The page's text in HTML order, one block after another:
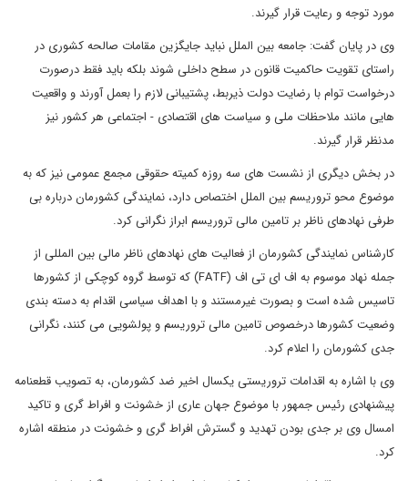
مورد توجه و رعایت قرار گیرند.
وی در پایان گفت: جامعه بین الملل نباید جایگزین مقامات صالحه کشوری در
راستای تقویت حاکمیت قانون در سطح داخلی شوند بلکه باید فقط درصورت
درخواست توام با رضایت دولت ذیربط، پشتیبانی لازم را بعمل آورند و واقعیت
هایی مانند ملاحظات ملی و سیاست های اقتصادی - اجتماعی هر کشور نیز
مدنظر قرار گیرند.
در بخش دیگری از نشست های سه روزه کمیته حقوقی مجمع عمومی نیز که به
موضوع محو تروریسم بین الملل اختصاص دارد، نمایندگی کشورمان درباره بی
طرفی نهادهای ناظر بر تامین مالی تروریسم ابراز نگرانی کرد.
کارشناس نمایندگی کشورمان از فعالیت های نهادهای ناظر مالی بین المللی از
جمله نهاد موسوم به اف ای تی اف (FATF) که توسط گروه کوچکی از کشورها
تاسیس شده است و بصورت غیرمستند و با اهداف سیاسی اقدام به دسته بندی
وضعیت کشورها درخصوص تامین مالی تروریسم و پولشویی می کنند، نگرانی
جدی کشورمان را اعلام کرد.
وی با اشاره به اقدامات تروریستی یکسال اخیر ضد کشورمان، به تصویب قطعنامه
پیشنهادی رئیس جمهور با موضوع جهان عاری از خشونت و افراط گری و تاکید
امسال وی بر جدی بودن تهدید و گسترش افراط گری و خشونت در منطقه اشاره
کرد.